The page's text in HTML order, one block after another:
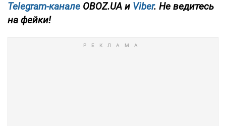
Telegram-канале OBOZ.UA и Viber. Не ведитесь
на фейки!